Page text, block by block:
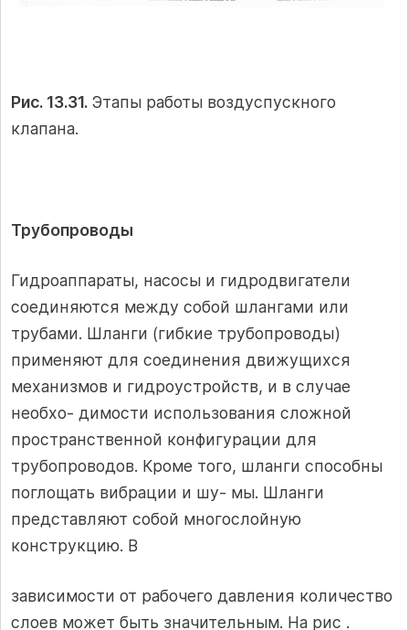
Рис. 13.31. Этапы работы воздуспускного
клапана.
Трубопроводы
Гидроаппараты, насосы и гидродвигатели
соединяются между собой шлангами или
трубами. Шланги (гибкие трубопроводы)
применяют для соединения движущихся
механизмов и гидроустройств, и в случае
необхо- димости использования сложной
пространственной конфигурации для
трубопроводов. Кроме того, шланги способны
поглощать вибрации и шу- мы. Шланги
представляют собой многослойную
конструкцию. В
зависимости от рабочего давления количество
слоев может быть значительным. На рис .